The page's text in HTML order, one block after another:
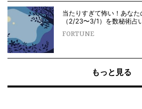
当たりすぎて怖い！あな
（2/23〜3/1）を数秘術占
FORTUNE
もっと見る